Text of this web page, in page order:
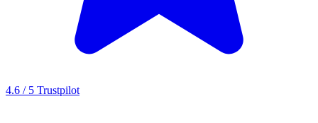
4.6 / 5 Trustpilot